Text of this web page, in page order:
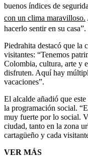
buenos índices de
con un clima maravilloso.
hacerlo sentir en su casa”.
Piedrahita destacó que la
visitantes: “Tenemos
Colombia, cultura, arte y
disfruten. Aquí hay
vacaciones”.
El alcalde añadió que
la programación social.
muy fuerte por lo social.
ciudad, tanto en la zona
cartagüeño y cada
VER MÁS